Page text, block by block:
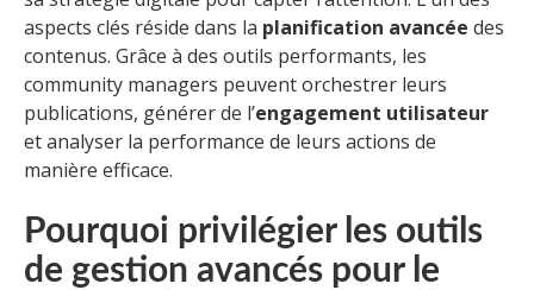
aspects clés réside dans la planification avancée des
contenus. Grâce à des outils performants, les
community managers peuvent orchestrer leurs
publications, générer de l’engagement utilisateur
et analyser la performance de leurs actions de
manière efficace.
Pourquoi privilégier les outils
de gestion avancés pour le